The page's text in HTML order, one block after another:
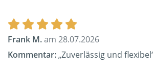
Frank M.am 28.07.2026
Kommentar:„Zuverlässig und